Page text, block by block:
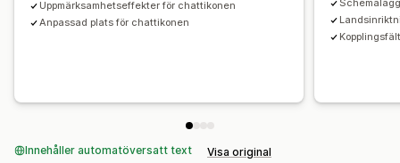
Uppmärksamhetseffekter för chattikonen
Anpassad plats för chattikonen
Innehåller automatöversatt text Visa original